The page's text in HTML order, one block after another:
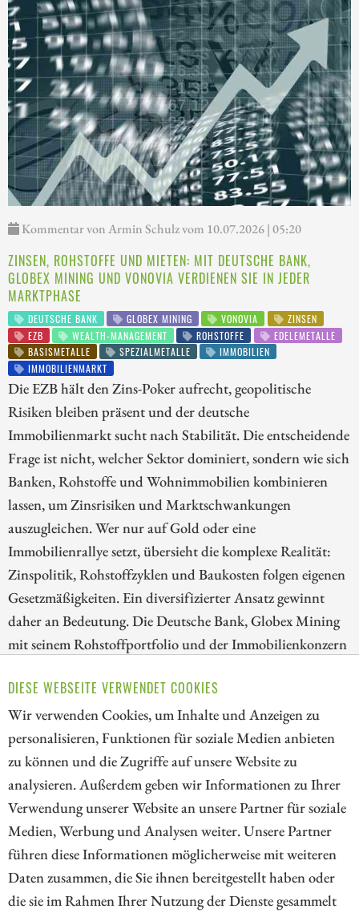
DIESE WEBSEITE VERWENDET COOKIES
Wir verwenden Cookies, um Inhalte und Anzeigen zu
personalisieren, Funktionen für soziale Medien anbieten
zu können und die Zugriffe auf unsere Website zu
analysieren. Außerdem geben wir Informationen zu Ihrer
Verwendung unserer Website an unsere Partner für soziale
Medien, Werbung und Analysen weiter. Unsere Partner
führen diese Informationen möglicherweise mit weiteren
Daten zusammen, die Sie ihnen bereitgestellt haben oder
die sie im Rahmen Ihrer Nutzung der Dienste gesammelt
Kommentar von Armin Schulz vom 10.07.2026 | 05:20
ZINSEN, ROHSTOFFE UND MIETEN: MIT DEUTSCHE BANK,
GLOBEX MINING UND VONOVIA VERDIENEN SIE IN JEDER
MARKTPHASE
DEUTSCHE BANK GLOBEX MINING VONOVIA
ZINSEN
EZB
WEALTH-MANAGEMENT ROHSTOFFE
EDELEMETALLE
BASISMETALLE
SPEZIALMETALLE
IMMOBILIEN
IMMOBILIENMARKT
Die EZB hält den Zins-Poker aufrecht, geopolitische
Risiken bleiben präsent und der deutsche
Immobilienmarkt sucht nach Stabilität. Die entscheidende
Frage ist nicht, welcher Sektor dominiert, sondern wie sich
Banken, Rohstoffe und Wohnimmobilien kombinieren
lassen, um Zinsrisiken und Marktschwankungen
auszugleichen. Wer nur auf Gold oder eine
Immobilienrallye setzt, übersieht die komplexe Realität:
Zinspolitik, Rohstoffzyklen und Baukosten folgen eigenen
Gesetzmäßigkeiten. Ein diversifizierter Ansatz gewinnt
daher an Bedeutung. Die Deutsche Bank, Globex Mining
mit seinem Rohstoffportfolio und der Immobilienkonzern
lassen sich gezielt als Basis für ein ausgewogenes Portfolio
nutzen.
ZUM KOMMENTAR
// kapitalerhoehungen.de - © 2026 - Die Informationsplattform für
Investoren und Unternehmen rund um Kapitalerhöhung, Kapitalmarkt
und Unternehmensfinanzierung